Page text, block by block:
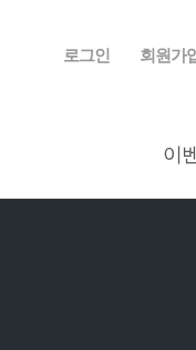
로그인 회원가
이